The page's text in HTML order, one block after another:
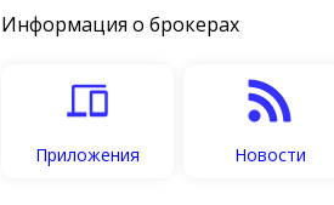
Информация о брокерах
Приложения Новости